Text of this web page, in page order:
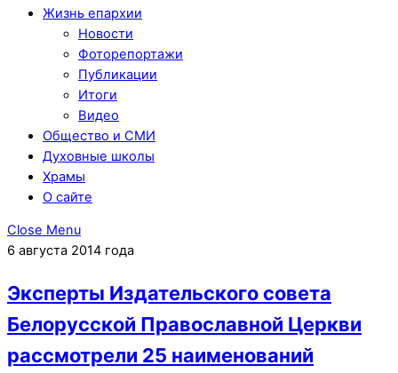
Жизнь епархии
Новости
Фоторепортажи
Публикации
Итоги
Видео
Общество и СМИ
Духовные школы
Храмы
О сайте
Close Menu
6 августа 2014 года
Эксперты Издательского совета
Белорусской Православной Церкви
рассмотрели 25 наименований